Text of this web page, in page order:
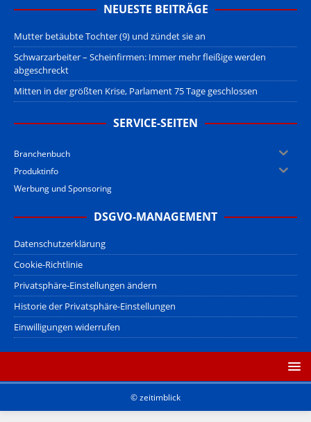
NEUESTE BEITRÄGE
Mutter betäubte Tochter (9) und zündet sie an
Schwarzarbeiter – Scheinfirmen: Immer mehr fleißige werden
abgeschreckt
Mitten in der größten Krise, Parlament 75 Tage geschlossen
SERVICE-SEITEN
Branchenbuch
Produktinfo
Werbung und Sponsoring
DSGVO-MANAGEMENT
Datenschutzerklärung
Cookie-Richtlinie
Privatsphäre-Einstellungen ändern
Historie der Privatsphäre-Einstellungen
Einwilligungen widerrufen
© zeitimblick